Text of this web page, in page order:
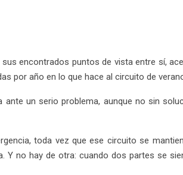
encontrados puntos de vista entre sí,
por año en lo que hace al circuito de
un serio problema, aunque no sin
toda vez que ese circuito se
Y no hay de otra: cuando dos partes se